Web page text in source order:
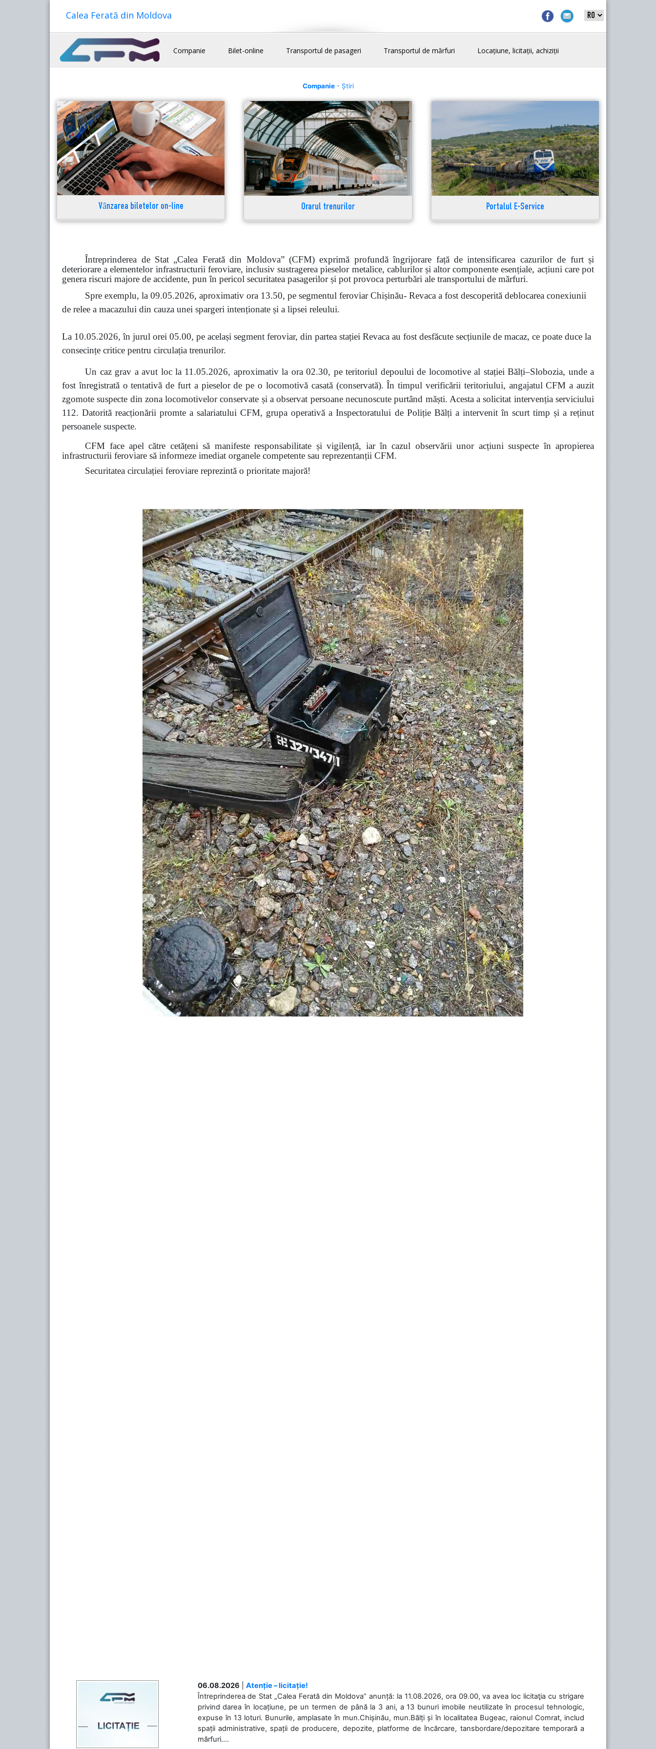
Calea Ferată din Moldova
Companie Bilet-online Transportul de pasageri Transportul de mărfuri Locațiune, licitații, achiziții
Companie- Știri
Vânzarea biletelor on-line Orarul trenurilor Portalul E-Service
Întreprinderea de Stat „Calea Ferată din Moldova” (CFM) exprimă profundă îngrijorare față de intensificarea cazurilor de furt și
deteriorare a elementelor infrastructurii feroviare, inclusiv sustragerea pieselor metalice, cablurilor și altor componente esențiale, acțiuni care pot
genera riscuri majore de accidente, pun în pericol securitatea pasagerilor și pot provoca perturbări ale transportului de mărfuri.
Spre exemplu, la 09.05.2026, aproximativ ora 13.50, pe segmentul feroviar Chișinău- Revaca a fost descoperită deblocarea conexiunii
de relee a macazului din cauza unei spargeri intenționate și a lipsei releului.
La 10.05.2026, în jurul orei 05.00, pe același segment feroviar, din partea stației Revaca au fost desfăcute secțiunile de macaz, ce poate duce la
consecințe critice pentru circulația trenurilor.
Un caz grav a avut loc la 11.05.2026, aproximativ la ora 02.30, pe teritoriul depoului de locomotive al stației Bălți–Slobozia, unde a
fost înregistrată o tentativă de furt a pieselor de pe o locomotivă casată (conservată). În timpul verificării teritoriului, angajatul CFM a auzit
zgomote suspecte din zona locomotivelor conservate și a observat persoane necunoscute purtând măști. Acesta a solicitat intervenția serviciului
112. Datorită reacționării promte a salariatului CFM, grupa operativă a Inspectoratului de Poliție Bălți a intervenit în scurt timp și a reținut
persoanele suspecte.
CFM face apel către cetățeni să manifeste responsabilitate și vigilență, iar în cazul observării unor acțiuni suspecte în apropierea
infrastructurii feroviare să informeze imediat organele competente sau reprezentanții CFM.
Securitatea circulației feroviare reprezintă o prioritate majoră!
06.08.2026
Atenție – licitație!
Întreprinderea de Stat „Calea Ferată din Moldova” anunță: la 11.08.2026, ora 09.00, va avea loc licitaţia cu strigare
privind darea în locațiune, pe un termen de până la 3 ani, a 13 bunuri imobile neutilizate în procesul tehnologic,
expuse în 13 loturi. Bunurile, amplasate în mun.Chișinău, mun.Bălți și în localitatea Bugeac, raionul Comrat, includ
spații administrative, spații de producere, depozite, platforme de încărcare, tansbordare/depozitare temporară a
mărfuri....